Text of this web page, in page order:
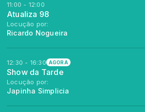
11:00 - 12:00
Atualiza 98
Locução por:
Ricardo Nogueira
12:30 - 16:30 AGORA
Show da Tarde
Locução por:
Japinha Simplicia